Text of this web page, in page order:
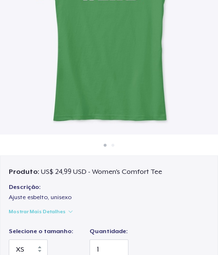
Produto:US$ 24,99 USD - Women's Comfort Tee
Descrição:
Ajuste esbelto, unisexo
Mostrar Mais Detalhes
Selecione o tamanho: Quantidade: